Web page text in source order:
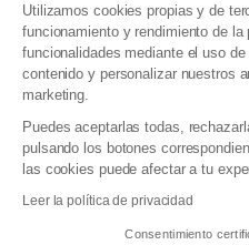
Utilizamos cookies propias y de
funcionamiento y rendimiento de
funcionalidades mediante el uso
contenido y personalizar nuestros
marketing.
Puedes aceptarlas todas,
pulsando los botones
las cookies puede afectar a tu
Leer la política de privacidad
Consentimiento
Política de gestión de
Condiciones
Declaración de